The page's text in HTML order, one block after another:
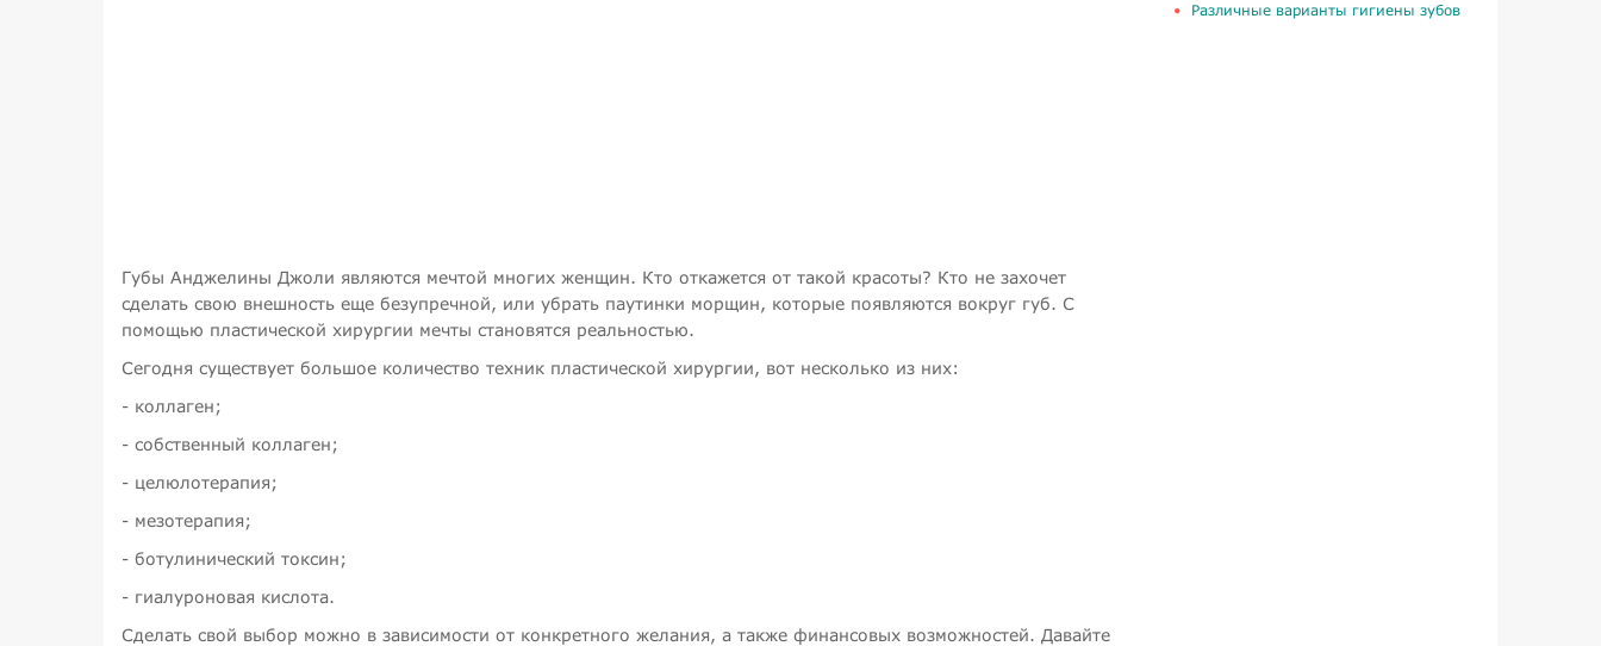
Губы Анджелины Джоли являются мечтой многих женщин. Кто откажется от такой красоты? Кто не захочет
сделать свою внешность еще безупречной, или убрать паутинки морщин, которые появляются вокруг губ. С
помощью пластической хирургии мечты становятся реальностью.
Сегодня существует большое количество техник пластической хирургии, вот несколько из них:
- коллаген;
- собственный коллаген;
- целюлотерапия;
- мезотерапия;
- ботулинический токсин;
- гиалуроновая кислота.
Сделать свой выбор можно в зависимости от конкретного желания, а также финансовых возможностей. Давайте
​Различные варианты гигиены зубов